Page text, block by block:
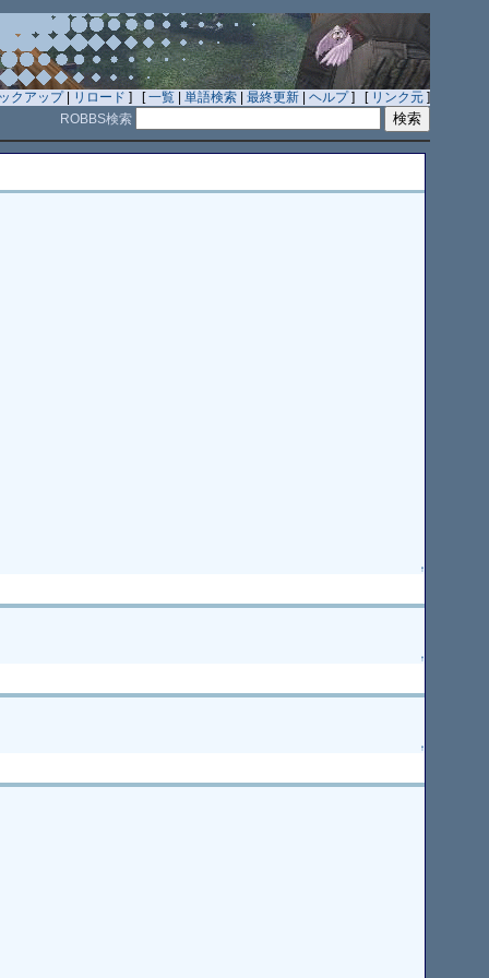
クアップ| リロード ] [一覧 |単語検索 |最終更新 |ヘルプ] [ リンク元 ]
ROBBS検索
↑
↑
↑